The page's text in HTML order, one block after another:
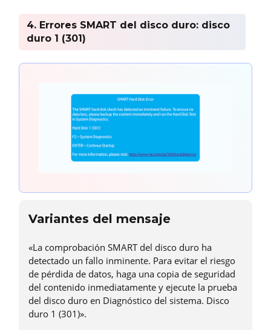
4. Errores SMART del disco duro: disco
duro 1 (301)
Variantes del mensaje
«La comprobación SMART del disco duro ha
detectado un fallo inminente. Para evitar el riesgo
de pérdida de datos, haga una copia de seguridad
del contenido inmediatamente y ejecute la prueba
del disco duro en Diagnóstico del sistema. Disco
duro 1 (301)».